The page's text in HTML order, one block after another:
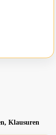
Klausuren